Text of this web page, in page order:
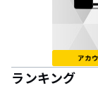
ランキング